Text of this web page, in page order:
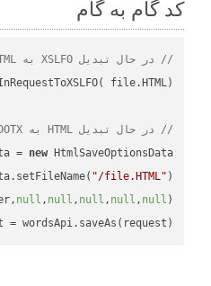
کد گام به گام
// در حال تبدیل XSLFO به HTML
// در حال تبدیل HTML به DOTX
= new
"/file.HTML"
null , null , null , null , null
= wordsApi.saveAs(request);